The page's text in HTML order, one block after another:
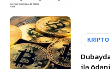
KRİPTO